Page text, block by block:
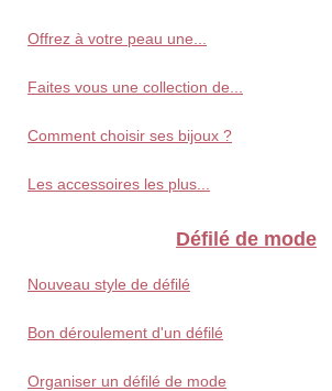
Offrez à votre peau une...
Faites vous une collection de...
Comment choisir ses bijoux ?
Les accessoires les plus...
Défilé de mode
Nouveau style de défilé
Bon déroulement d'un défilé
Organiser un défilé de mode